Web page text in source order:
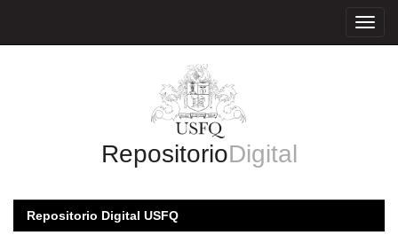
RepositorioDigital
Repositorio Digital USFQ